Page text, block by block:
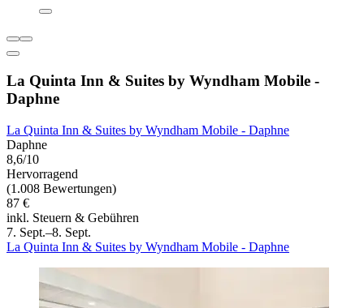
La Quinta Inn & Suites by Wyndham Mobile -
Daphne
La Quinta Inn & Suites by Wyndham Mobile - Daphne
Daphne
8,6/10
Hervorragend
(1.008 Bewertungen)
87 €
inkl. Steuern & Gebühren
7. Sept.–8. Sept.
La Quinta Inn & Suites by Wyndham Mobile - Daphne